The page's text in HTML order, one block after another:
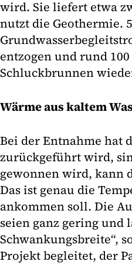
wird. Sie liefert etwa
nutzt die Geothermie.
entzogen und rund
Schluckbrunnen
Wärme aus kaltem
Bei der Entnahme hat
zurückgeführt wird,
gewonnen wird, kann
Das ist genau die
ankommen soll. Die
seien ganz gering und
Schwankungsbreite“,
Projekt begleitet, der